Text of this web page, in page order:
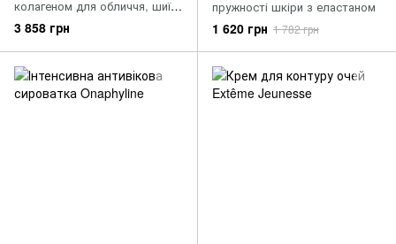
колагеном для обличчя, шиї
на зони декольте
3 858 грн
пружності шкіри з еластаном
1 620 грн 1 782 грн